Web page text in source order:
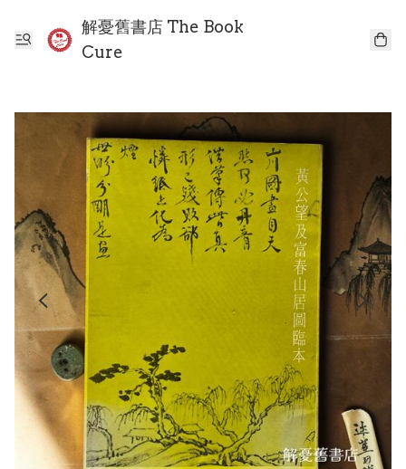
解憂舊書店 The Book
Cure